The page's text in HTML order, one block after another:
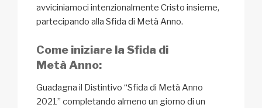
avviciniamoci intenzionalmente Cristo insieme,
partecipando alla Sfida di Metà Anno.
Come iniziare la Sfida di
Metà Anno:
Guadagna il Distintivo “Sfida di Metà Anno
2021” completando almeno un giorno di un